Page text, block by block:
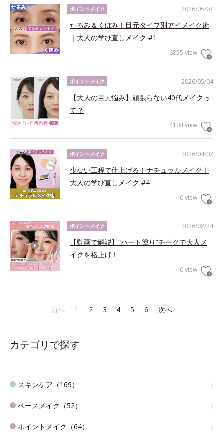
2026/05/07
ポイントメイク
たるみ＆くぼみ！目元タイプ別アイメイク術
｜大人の学び直しメイク #1
6855 view
2026/05/04
ポイントメイク
【大人の目元悩み】頑張らない40代メイクっ
て？
4104 view
2026/04/02
ポイントメイク
少ない工程で仕上げる！ナチュラルメイク｜
大人の学び直しメイク #4
0 view
2026/02/24
ポイントメイク
【動画で解説】“ハート塗り”チークで大人メ
イクを格上げ！
0 view
前へ 1 2 3 4 5 6 次へ
カテゴリで探す
スキンケア（169）
ベースメイク（52）
ポイントメイク（64）